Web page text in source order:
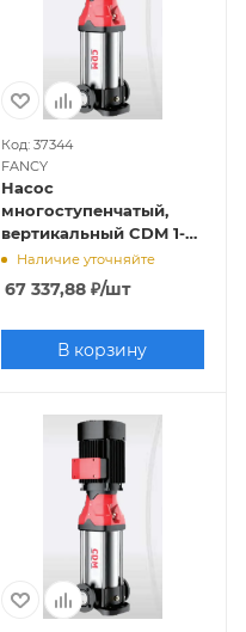
Код: 37344
FANCY
Насос
многоступенчатый,
вертикальный CDM 1-25
(1,5кВт, 380В, 1м3/ч,
139м), FANCY
Наличие уточняйте
67 337,88₽/шт
В корзину